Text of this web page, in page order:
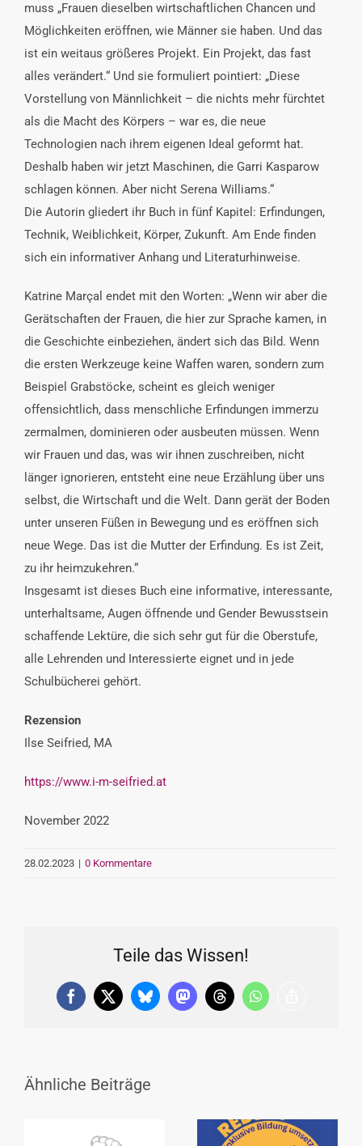
muss „Frauen dieselben wirtschaftlichen Chancen und
Möglichkeiten eröffnen, wie Männer sie haben. Und das
ist ein weitaus größeres Projekt. Ein Projekt, das fast
alles verändert.“ Und sie formuliert pointiert: „Diese
Vorstellung von Männlichkeit – die nichts mehr fürchtet
als die Macht des Körpers – war es, die neue
Technologien nach ihrem eigenen Ideal geformt hat.
Deshalb haben wir jetzt Maschinen, die Garri Kasparow
schlagen können. Aber nicht Serena Williams.“
Die Autorin gliedert ihr Buch in fünf Kapitel: Erfindungen,
Technik, Weiblichkeit, Körper, Zukunft. Am Ende finden
sich ein informativer Anhang und Literaturhinweise.
Katrine Marçal endet mit den Worten: „Wenn wir aber die
Gerätschaften der Frauen, die hier zur Sprache kamen, in
die Geschichte einbeziehen, ändert sich das Bild. Wenn
die ersten Werkzeuge keine Waffen waren, sondern zum
Beispiel Grabstöcke, scheint es gleich weniger
offensichtlich, dass menschliche Erfindungen immerzu
zermalmen, dominieren oder ausbeuten müssen. Wenn
wir Frauen und das, was wir ihnen zuschreiben, nicht
länger ignorieren, entsteht eine neue Erzählung über uns
selbst, die Wirtschaft und die Welt. Dann gerät der Boden
unter unseren Füßen in Bewegung und es eröffnen sich
neue Wege. Das ist die Mutter der Erfindung. Es ist Zeit,
zu ihr heimzukehren.“
Insgesamt ist dieses Buch eine informative, interessante,
unterhaltsame, Augen öffnende und Gender Bewusstsein
schaffende Lektüre, die sich sehr gut für die Oberstufe,
alle Lehrenden und Interessierte eignet und in jede
Schulbücherei gehört.
Rezension
Ilse Seifried, MA
https://www.i-m-seifried.at
November 2022
28.02.2023 | 0 Kommentare
Teile das Wissen!
Facebook
X BlueskyMastodonThreadsWhatsApp
Ähnliche Beiträge